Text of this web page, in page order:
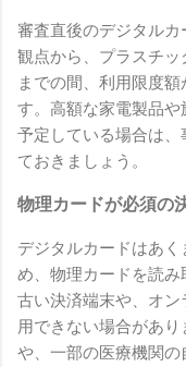
審査直後のデジタル
観点から、プラスチ
までの間、利用限度
す。高額な家電製品
予定している場合は
ておきましょう。
物理カードが必須の
デジタルカードはあ
め、物理カードを読
古い決済端末や、オン
用できない場合があ
や、一部の医療機関